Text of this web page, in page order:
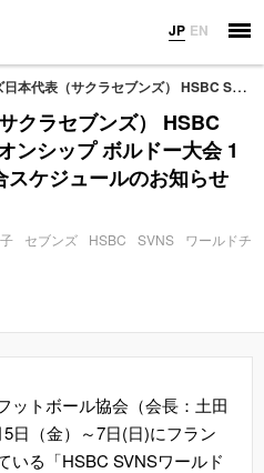
JP EN
） HSBC SVNS ワールドチャンピオンシップ ボルドー大会 1日目試合結果と2日目試合スケジュールのお知らせ
クラセブンズ） HSBC
ンシップ ボルドー大会 1
ケジュールのお知らせ
セブンズ HSBC SVNS
ワールドチ
ットボール協会（会長：土田
日（金）～7日(日)にフラン
る「HSBC SVNSワールド